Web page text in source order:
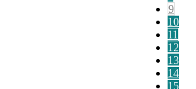
9
10
11
12
13
14
15